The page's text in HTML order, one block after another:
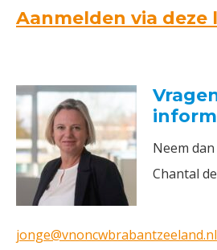
Aanmelden via deze
Neem
Chantal
jonge@vnoncwbrabantzeeland.nl